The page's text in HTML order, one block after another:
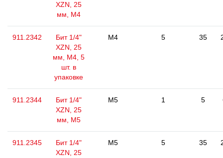
XZN, 25
мм, М4
911.2342
Бит 1/4"
XZN, 25
мм, М4, 5
шт. в
упаковке
M4 5 35
911.2344
Бит 1/4"
XZN, 25
мм, М5
M5 1 5
911.2345
Бит 1/4"
XZN, 25
M5 5 35